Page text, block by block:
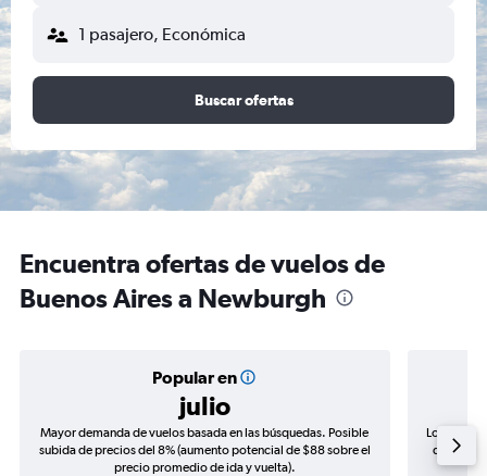
1 pasajero, Económica
Buscar ofertas
Encuentra ofertas de vuelos de
Buenos Aires a Newburgh
Popular en
julio
Mayor demanda de vuelos basada en las búsquedas. Posible
subida de precios del 8% (aumento potencial de $88 sobre el
precio promedio de ida y vuelta).
Los
de